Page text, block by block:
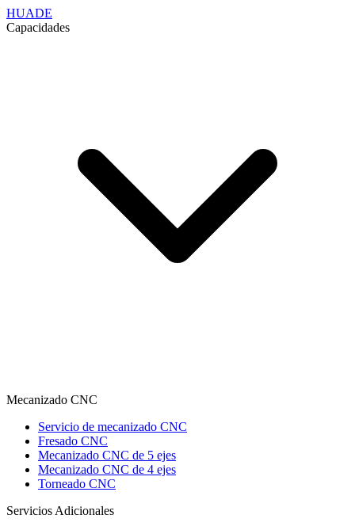
HUADE
Capacidades
Mecanizado CNC
Servicio de mecanizado CNC
Fresado CNC
Mecanizado CNC de 5 ejes
Mecanizado CNC de 4 ejes
Torneado CNC
Servicios Adicionales